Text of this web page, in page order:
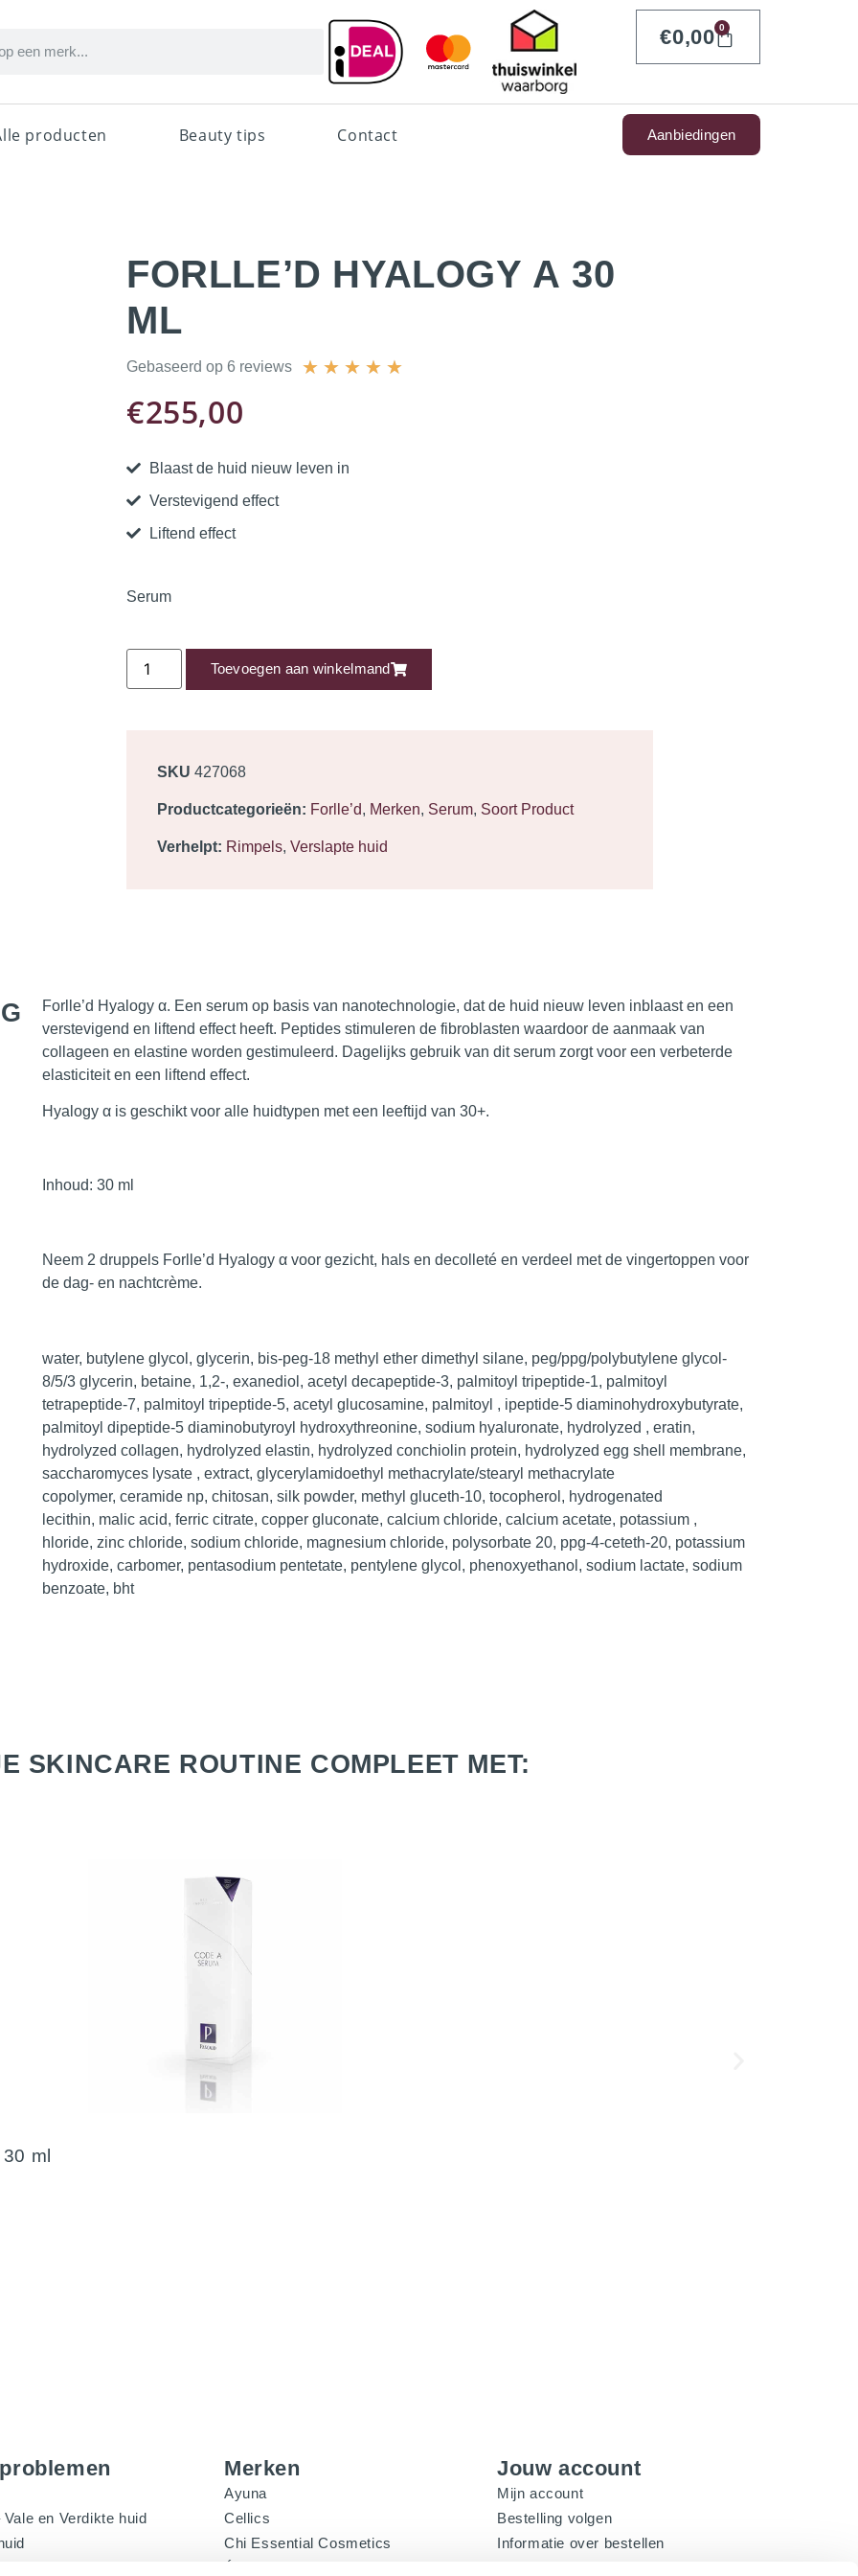
€0,00 0
producten Beauty tips Contact Aanbiedingen
FORLLE’D HYALOGY Α 30
ML
Gebaseerd op 6 reviews ★ ★ ★ ★ ★
€255,00
Blaast de huid nieuw leven in
Verstevigend effect
Liftend effect
Serum
Toevoegen aan winkelmand
SKU 427068
Productcategorieën: Forlle’d, Merken, Serum, Soort Product
Verhelpt: Rimpels, Verslapte huid
Forlle’d Hyalogy α. Een serum op basis van nanotechnologie, dat de huid nieuw leven inblaast en een
verstevigend en liftend effect heeft. Peptides stimuleren de fibroblasten waardoor de aanmaak van
collageen en elastine worden gestimuleerd. Dagelijks gebruik van dit serum zorgt voor een verbeterde
elasticiteit en een liftend effect.
Hyalogy α is geschikt voor alle huidtypen met een leeftijd van 30+.
Inhoud: 30 ml
Neem 2 druppels Forlle’d Hyalogy α voor gezicht, hals en decolleté en verdeel met de vingertoppen voor
de dag- en nachtcrème.
water, butylene glycol, glycerin, bis-peg-18 methyl ether dimethyl silane, peg/ppg/polybutylene glycol-
8/5/3 glycerin, betaine, 1,2-, exanediol, acetyl decapeptide-3, palmitoyl tripeptide-1, palmitoyl
tetrapeptide-7, palmitoyl tripeptide-5, acetyl glucosamine, palmitoyl , ipeptide-5 diaminohydroxybutyrate,
palmitoyl dipeptide-5 diaminobutyroyl hydroxythreonine, sodium hyaluronate, hydrolyzed , eratin,
hydrolyzed collagen, hydrolyzed elastin, hydrolyzed conchiolin protein, hydrolyzed egg shell membrane,
saccharomyces lysate , extract, glycerylamidoethyl methacrylate/stearyl methacrylate
copolymer, ceramide np, chitosan, silk powder, methyl gluceth-10, tocopherol, hydrogenated
lecithin, malic acid, ferric citrate, copper gluconate, calcium chloride, calcium acetate, potassium ,
hloride, zinc chloride, sodium chloride, magnesium chloride, polysorbate 20, ppg-4-ceteth-20, potassium
hydroxide, carbomer, pentasodium pentetate, pentylene glycol, phenoxyethanol, sodium lactate, sodium
benzoate, bht
SKINCARE ROUTINE COMPLEET MET:
ml
Vale en Verdikte huid
Merken
Ayuna
Cellics
Chi Essential Cosmetics
Jouw account
Mijn account
Bestelling volgen
Informatie over bestellen